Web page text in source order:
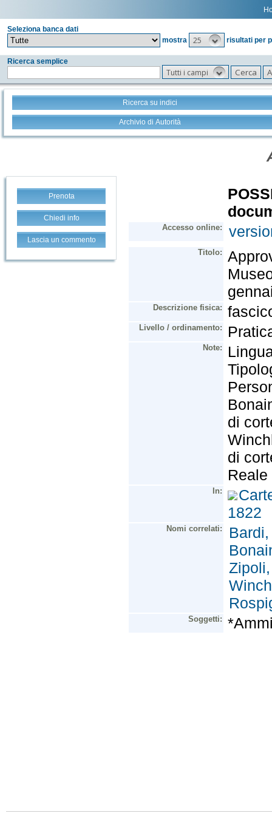
Seleziona banca dati
mostra
25 risultati per
Ricerca semplice
Tutti i campi
Ricerca su indici
Archivio di Autorità
Prenota
Chiedi info
Lascia un commento